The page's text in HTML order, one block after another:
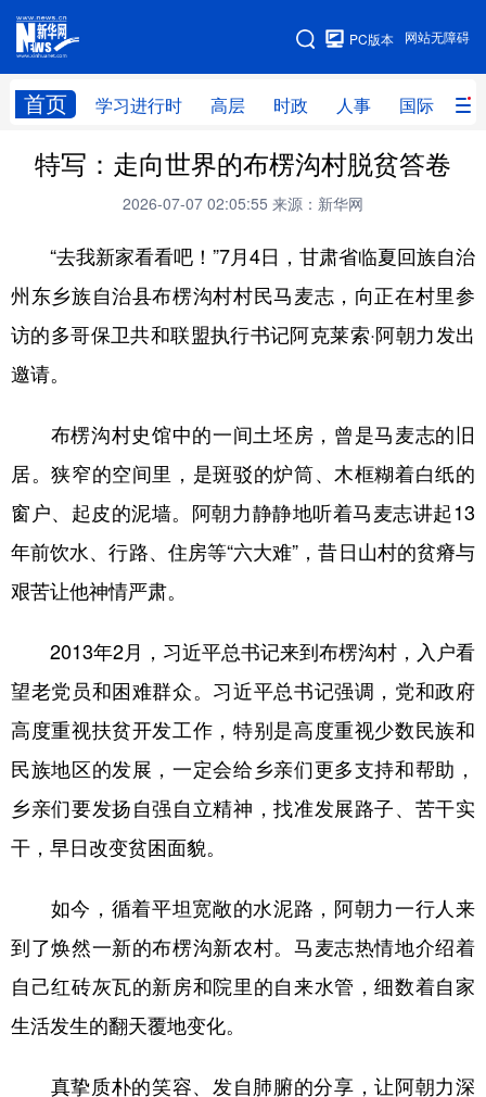
网站无障碍
PC版本
首页 学习进行时 高层 时政 人事 国际 财
网站地图
学习进行时 高层 时政 人事
财经 网评
台湾 思客智库 全球连线 教育
科技 科创 量子 体育
文化 书画 健康 军事
法律 中央文件 金融 汽车
食品 人居 信息化 数字经济
学术中国 乡村振兴 溯源中国
一带一路 亚太网 上市公司
北京 天津
山东 河南 湖北 湖南
广东 广西
特写：走向世界的布楞沟村脱贫答卷
2026-07-07 02:05:55 来源：新华网
“去我新家看看吧！”7月4日，甘肃省临夏回族自治
州东乡族自治县布楞沟村村民马麦志，向正在村里参
访的多哥保卫共和联盟执行书记阿克莱索·阿朝力发出
邀请。
布楞沟村史馆中的一间土坯房，曾是马麦志的旧
居。狭窄的空间里，是斑驳的炉筒、木框糊着白纸的
窗户、起皮的泥墙。阿朝力静静地听着马麦志讲起13
年前饮水、行路、住房等“六大难”，昔日山村的贫瘠与
艰苦让他神情严肃。
2013年2月，习近平总书记来到布楞沟村，入户看
望老党员和困难群众。习近平总书记强调，党和政府
高度重视扶贫开发工作，特别是高度重视少数民族和
民族地区的发展，一定会给乡亲们更多支持和帮助，
乡亲们要发扬自强自立精神，找准发展路子、苦干实
干，早日改变贫困面貌。
如今，循着平坦宽敞的水泥路，阿朝力一行人来
到了焕然一新的布楞沟新农村。马麦志热情地介绍着
自己红砖灰瓦的新房和院里的自来水管，细数着自家
生活发生的翻天覆地变化。
真挚质朴的笑容、发自肺腑的分享，让阿朝力深